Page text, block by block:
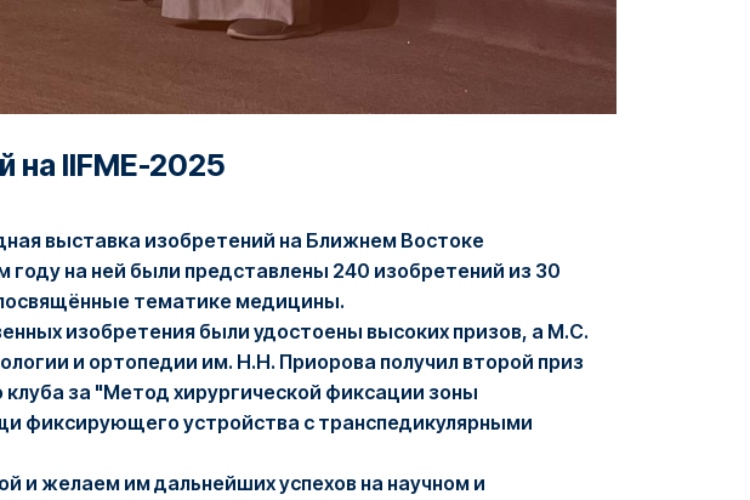
на IIFME-2025
выставка изобретений на Ближнем Востоке
на ней были представлены 240 изобретений из 30
тематике медицины.
изобретения были удостоены высоких призов, а М.С.
и ортопедии им. Н.Н. Приорова получил второй приз
за "Метод хирургической фиксации зоны
фиксирующего устройства с транспедикулярными
и желаем им дальнейших успехов на научном и